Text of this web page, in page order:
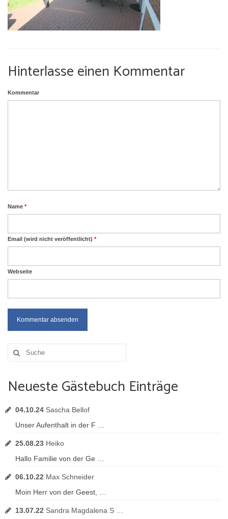
Umgebung
Hinterlasse einen Kommentar
Kommentar
Name *
Email (wird nicht veröffentlicht) *
Webseite
Suche
nach:
Neueste Gästebuch Einträge
04.10.24 Sascha Bellof
Unser Aufenthalt in der F …
25.08.23 Heiko
Hallo Familie von der Ge …
06.10.22 Max Schneider
Moin Herr von der Geest, …
13.07.22 Sandra Magdalena S …